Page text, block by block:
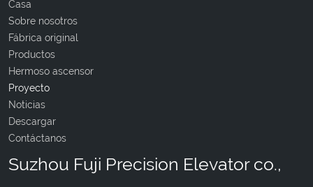
Casa
Sobre nosotros
Fábrica original
Productos
Hermoso ascensor
Proyecto
Noticias
Descargar
Contáctanos
Suzhou Fuji Precision Elevator co.,